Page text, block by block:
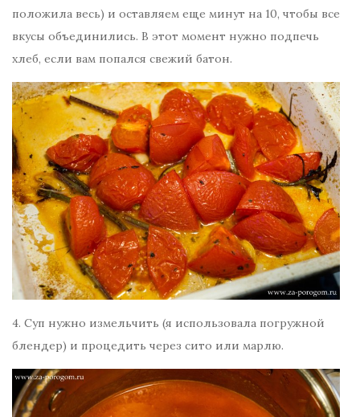
положила весь) и оставляем еще минут на 10, чтобы все
вкусы объединились. В этот момент нужно подпечь
хлеб, если вам попался свежий батон.
4. Суп нужно измельчить (я использовала погружной
блендер) и процедить через сито или марлю.